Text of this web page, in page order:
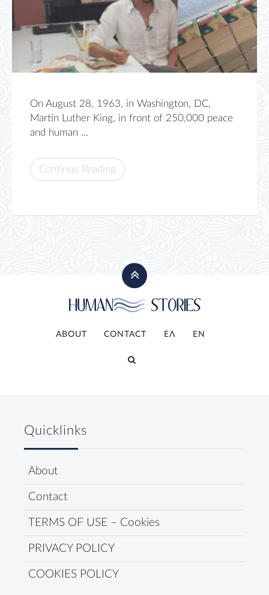
On August 28, 1963, in Washington, DC,
Martin Luther King, in front of 250,000 peace
and human ...
Continue Reading
ABOUT CONTACT ΕΛ ΕΝ
Quicklinks
About
Contact
TERMS OF USE – Cookies
PRIVACY POLICY
COOKIES POLICY